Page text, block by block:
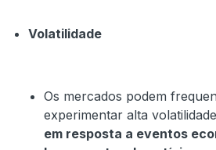
Volatilidade
Os mercados podem
experimentar alta
em resposta a eventos